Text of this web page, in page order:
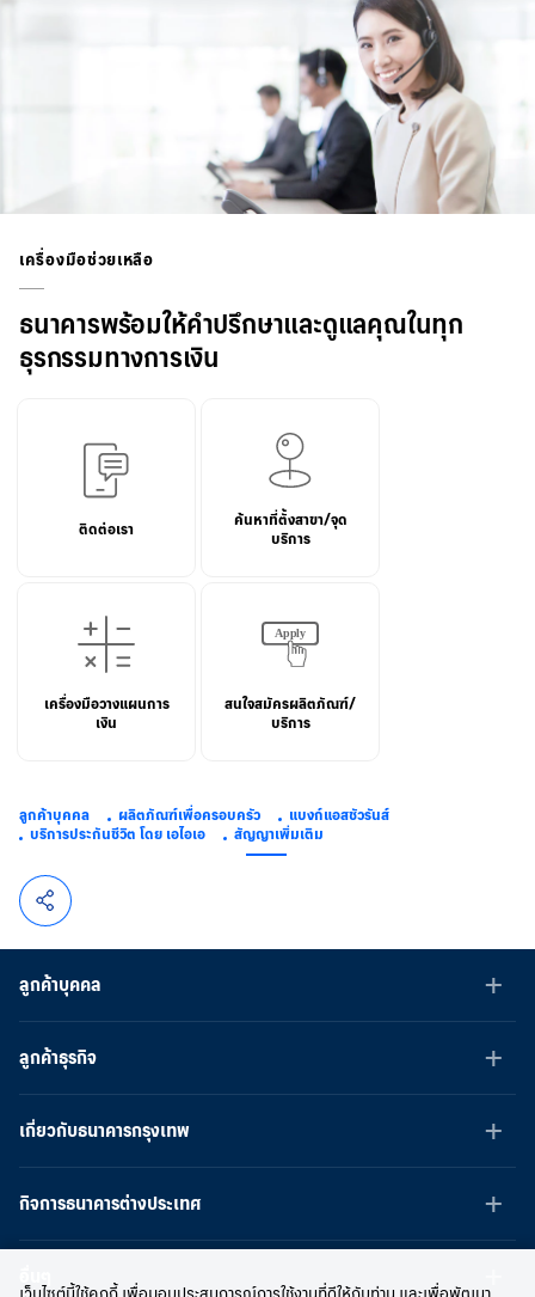
เครื่องมือช่วยเหลือ
ธนาคารพร้อมให้คำปรึกษาและดูแลคุณในทุก
ธุรกรรมทางการเงิน
ติดต่อเรา
ค้นหาที่ตั้งสาขา/จุด
บริการ
เครื่องมือวางแผนการ
เงิน
สนใจสมัครผลิตภัณฑ์/
บริการ
ลูกค้าบุคคล ผลิตภัณฑ์เพื่อครอบครัว
แบงก์แอสชัวรันส์
บริการประกันชีวิต โดย เอไอเอ
สัญญาเพิ่มเติม
ลูกค้าบุคคล
ลูกค้าธุรกิจ
เกี่ยวกับธนาคารกรุงเทพ
กิจการธนาคารต่างประเทศ